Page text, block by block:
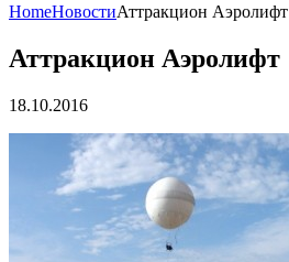
HomeНовостиАттракцион Аэролифт
Аттракцион Аэролифт
18.10.2016